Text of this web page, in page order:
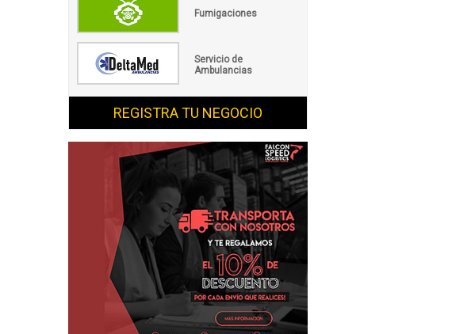
Fumigaciones
Servicio de
Ambulancias
REGISTRA TU NEGOCIO